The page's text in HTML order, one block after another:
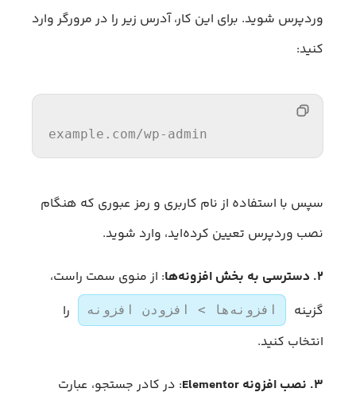
وردپرس شوید. برای این کار، آدرس زیر را در مرورگر وارد
کنید:
example. com/wp-admin
سپس با استفاده از نام کاربری و رمز عبوری که هنگام
نصب وردپرس تعیین کرده‌اید، وارد شوید.
۲. دسترسی به بخش افزونه‌ها
: از منوی سمت راست،
گزینه
افزونه‌ها > افزودن افزونه
را
انتخاب کنید.
۳. نصب افزونه Elementor
: در کادر جستجو، عبارت